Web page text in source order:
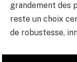
grandement des
reste un choix
de robustesse,